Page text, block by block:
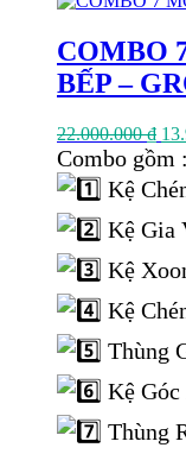
COMBO
BẾP –
22.000.000₫ Giá
gốc
Combo gồm :
Kệ
Kệ Gia
Kệ
Kệ
Thùng
Kệ
Thùng